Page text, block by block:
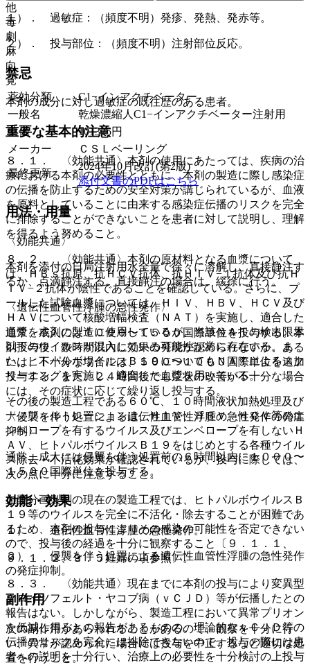
１）． 過敏症：（頻度不明）発疹、発熱、発赤等。
２）． 投与部位：（頻度不明）注射部位反応。
禁忌
本剤の成分に対し過敏症の既往歴のある患者。
重要な基本的注意
８．１． 〈効能共通〉本剤の使用にあたっては、疾病の治
療における本剤の必要性とともに、本剤の製造に際し感染症
の伝播を防止するための安全対策が講じられているが、血液
を原料としていることに由来する感染症伝播のリスクを完全
に排除することができないことを患者に対して説明し、理解
を得るよう努めること。
８．２． 〈効能共通〉本剤の原材料となる血漿について
は、ＨＢｓ抗原、抗ＨＣＶ抗体、抗ＨＩＶ−１抗体及び抗Ｈ
ＩＶ−２抗体が陰性であることを確認している。さらに、プ
ールした試験血漿については、ＨＩＶ、ＨＢＶ、ＨＣＶ及び
ＨＡＶについて核酸増幅検査（ＮＡＴ）を実施し、適合した
血漿を本剤の製造に使用しているが、当該ＮＡＴの検出限界
以下のウイルスが混入している可能性が常に存在する。ま
た、ヒトパルボウイルスＢ１９についてもＮＡＴによるスク
リーニングを実施し、適合した血漿を用いている。
その後の製造工程である６０℃、１０時間液状加熱処理及び
ナノフィルトレーションは、ＨＩＶ、ＨＢＶ、ＨＣＶ等のエ
ンベロープを有するウイルス及びエンベロープを有しないＨ
ＡＶ、ヒトパルボウイルスＢ１９をはじめとする各種ウイル
ス除去・不活化効果が確認されているが、投与に際しては、
次の点に十分に注意すること。
血漿分画製剤の現在の製造工程では、ヒトパルボウイルスＢ
１９等のウイルスを完全に不活化・除去することが困難であ
るため、本剤の投与によりその感染の可能性を否定できない
ので、投与後の経過を十分に観察すること〔９．１．１、
９．１．２、９．５妊婦の項参照〕。
８．３． 〈効能共通〉現在までに本剤の投与により変異型
クロイツフェルト・ヤコブ病（ｖＣＪＤ）等が伝播したとの
報告はない。しかしながら、製造工程において異常プリオン
を低減し得るとの報告があるものの、理論的なｖＣＪＤ等の
伝播のリスクを完全には排除できないので、投与の際には患
者への説明を十分行い、治療上の必要性を十分検討の上投与
他
毒
劇
麻
向
覚
薬効分類
C1−インアクチベーター
一般名
乾燥濃縮人C1−インアクチベーター注射用
薬価
101325円
メーカー
ＣＳＬベーリング
最終更新
2024年10月改訂(第2版)
添付文書のPDFはこちら
用法・用量
〈効能共通〉
本剤を添付の日局注射用水全量で徐々に溶解し、直接静注す
るか、点滴静注する。直接静注の場合は、緩徐に行う。
〈遺伝性血管性浮腫の急性発作〉
通常、成人には１０００〜１５００国際単位を投与する。本
剤投与後、数時間以内に効果の発現が認められないか、ある
いは、不十分な場合には、５００〜１０００国際単位を追加
投与する。また、２４時間後でも症状の改善が不十分な場合
には、その症状に応じて繰り返し投与する。
〈侵襲を伴う処置による遺伝性血管性浮腫の急性発作の発症
抑制〉
通常、成人には侵襲を伴う処置前の６時間以内に１０００〜
１５００国際単位を投与する。
効能・効果
１）． 遺伝性血管性浮腫の急性発作。
２）． 侵襲を伴う処置による遺伝性血管性浮腫の急性発作
の発症抑制。
副作用
次の副作用があらわれることがあるので、観察を十分に行
い、異常が認められた場合には投与を中止するなど適切な処
置を行うこと。